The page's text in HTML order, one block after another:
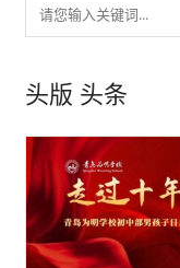
头版 头条